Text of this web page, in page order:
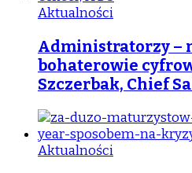
Aktualności
Administratorzy –
bohaterowie
Szczerbak, Chief
Aktualności